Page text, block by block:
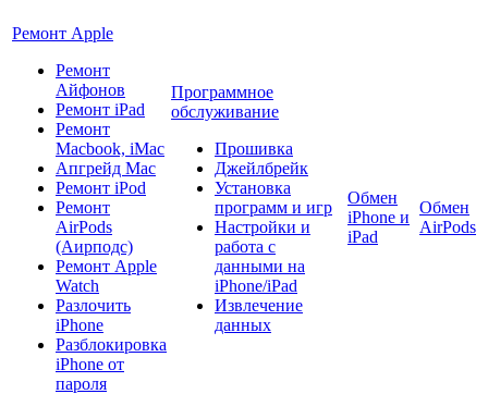
Ремонт Apple
Ремонт
Айфонов
Ремонт iPad
Ремонт
Macbook, iMac
Апгрейд Mac
Ремонт iPod
Ремонт
AirPods
(Аирподс)
Ремонт Apple
Watch
Разлочить
iPhone
Разблокировка
iPhone от
пароля
Программное
обслуживание
Прошивка
Джейлбрейк
Установка
программ и игр
Настройки и
работа с
данными на
iPhone/iPad
Извлечение
данных
Обмен
iPhone и
iPad
Обмен
AirPods